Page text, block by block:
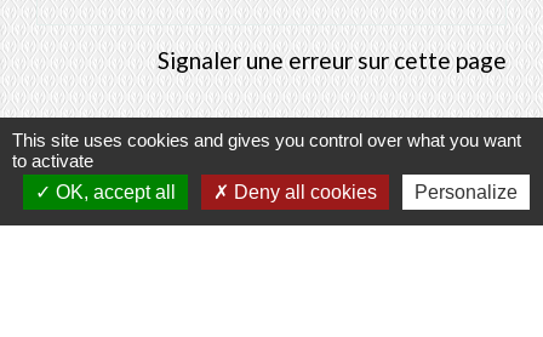
Signaler une erreur sur cette page
Contacts
This site uses cookies and gives you control over what you want
to activate
OK, accept all
Deny all cookies Personalize